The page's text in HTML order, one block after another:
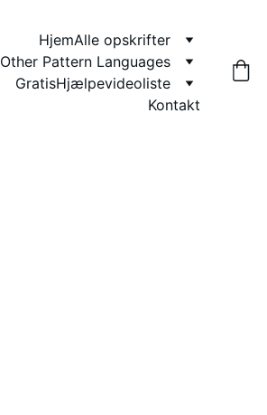
HjemAlle opskrifter
Other Pattern Languages
GratisHjælpevideoliste
Kontakt